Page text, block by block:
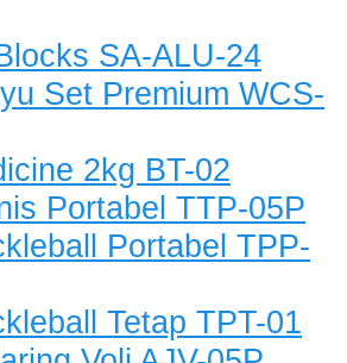
SA-ALU-24
Set Premium WCS-
2kg BT-02
Portabel TTP-05P
Portabel TPP-
Tetap TPT-01